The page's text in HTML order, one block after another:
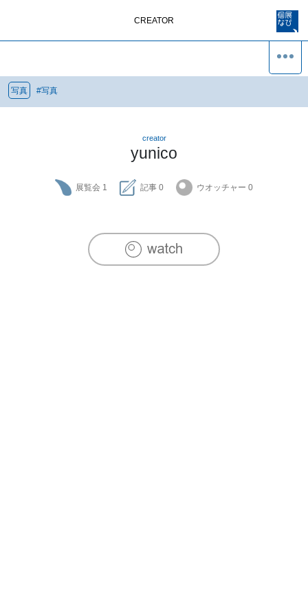
CREATOR
写真 #写真
creator
yunico
展覧会 1 記事 0 ウオッチャー 0